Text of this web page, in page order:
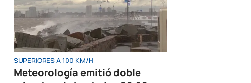
SUPERIORES A 100 KM/H
Meteorología emitió doble